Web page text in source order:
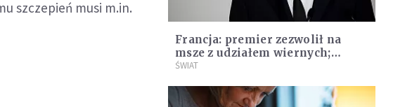
szczepień musi m.in.
Francja: premier zezwolił na
msze z udziałem wiernych;
spotkania do 6 osób podczas
ŚWIAT